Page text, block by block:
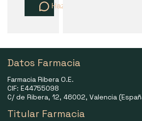
Haz una pregunta
Datos Farmacia
Farmacia Ribera O.E.
CIF: E44755098
C/ de Ribera, 12, 46002, Valencia
Titular Farmacia